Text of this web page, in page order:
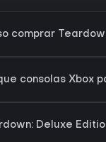
comprar
consolas Xbox
Deluxe